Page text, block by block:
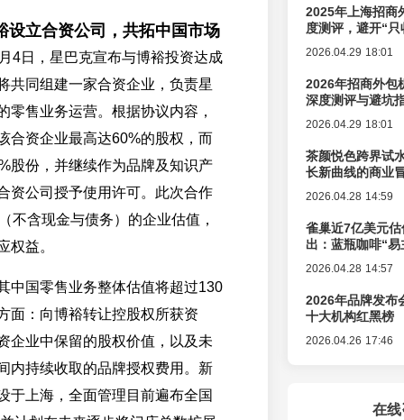
设立合资公司，共拓中国市场
4日，星巴克宣布与博裕投资达成
共同组建一家合资企业，负责星
零售业务运营。根据协议内容，
合资企业最高达60%的股权，而
股份，并继续作为品牌及知识产
资公司授予使用许可。此次合作
不含现金与债务）的企业估值，
权益。
中国零售业务整体估值将超过130
面：向博裕转让控股权所获资
企业中保留的股权价值，以及未
内持续收取的品牌授权费用。新
于上海，全面管理目前遍布全国
2025年上海招商
度测评，避开“
2026.04.29 18:01
2026年招商外包
深度测评与避坑
2026.04.29 18:01
茶颜悦色跨界试
长新曲线的商业
2026.04.28 14:59
雀巢近7亿美元
出：蓝瓶咖啡“
2026.04.28 14:57
2026年品牌发布
十大机构红黑榜
2026.04.26 17:46
在